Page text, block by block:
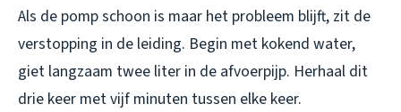
Als de pomp schoon is maar het probleem blijft, zit de
verstopping in de leiding. Begin met kokend water,
giet langzaam twee liter in de afvoerpijp. Herhaal dit
drie keer met vijf minuten tussen elke keer.